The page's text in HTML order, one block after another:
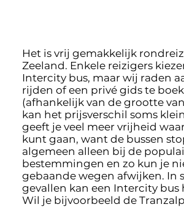
Het is vrij gemakkelijk
Zeeland. Enkele reizigers
Intercity bus, maar wij raden
rijden of een privé gids te
(afhankelijk van de grootte
kan het prijsverschil soms
geeft je veel meer vrijheid
kunt gaan, want de bussen
algemeen alleen bij de
bestemmingen en zo kun je
gebaande wegen afwijken. In
gevallen kan een Intercity bus
Wil je bijvoorbeeld de